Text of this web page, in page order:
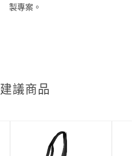
製專案。
建議商品